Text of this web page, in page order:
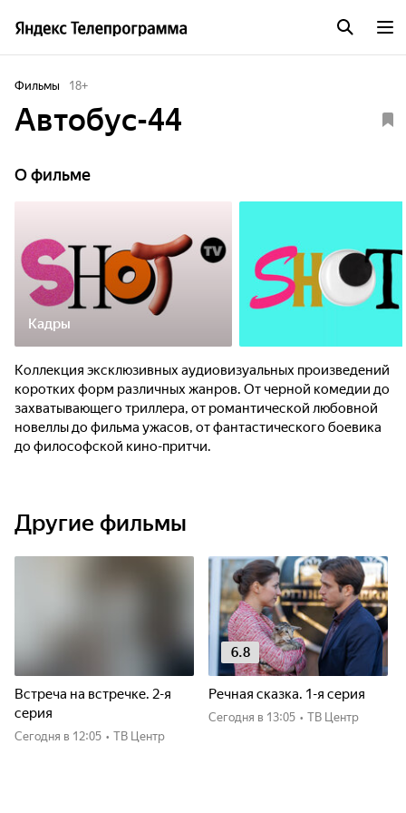
Фильмы 18+
Автобус-44
О фильме
Кадры
Коллекция эксклюзивных аудиовизуальных произведений
коротких форм различных жанров. От черной комедии до
захватывающего триллера, от романтической любовной
новеллы до фильма ужасов, от фантастического боевика
до философской кино-притчи.
Другие фильмы
Встреча на встречке. 2-я
серия
Сегодня в 12:05 • ТВ Центр
6.8
Речная сказка. 1-я серия
Сегодня в 13:05 • ТВ Центр